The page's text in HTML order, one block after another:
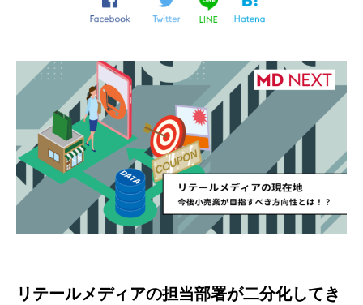
リテールメディアの担当部署が二分化してき